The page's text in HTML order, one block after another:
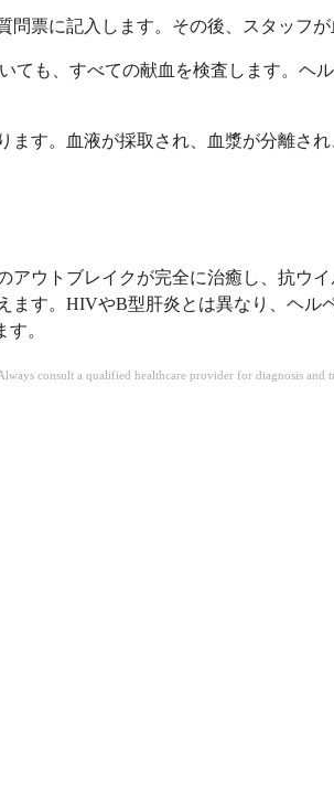
票に記入します。その後、スタッフ
も、すべての献血を検査します。ヘ
す。血液が採取され、血漿が分離さ
ウトブレイクが完全に治癒し、抗ウ
す。HIVやB型肝炎とは異なり、ヘ
。
consult a qualified healthcare provider for diagnosis